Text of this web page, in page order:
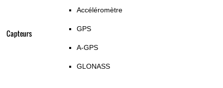
Capteurs
Accéléromètre
GPS
A-GPS
GLONASS